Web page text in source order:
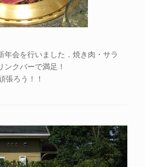
年会を行いました．焼き肉・サラ
ンクバーで満足！
張ろう！！